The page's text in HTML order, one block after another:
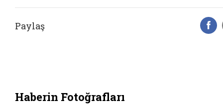
Paylaş
Haberin Fotoğrafları